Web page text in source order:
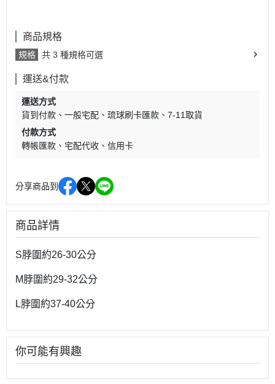
商品規格
規格 共 3 種規格可選
運送&付款
運送方式
貨到付款
一般宅配 琉球刷卡匯款
7-11取貨
付款方式
轉帳匯款
宅配代收 信用卡
分享商品到
商品詳情
S脖圍約26-30公分
M脖圍約29-32公分
L脖圍約37-40公分
你可能有興趣